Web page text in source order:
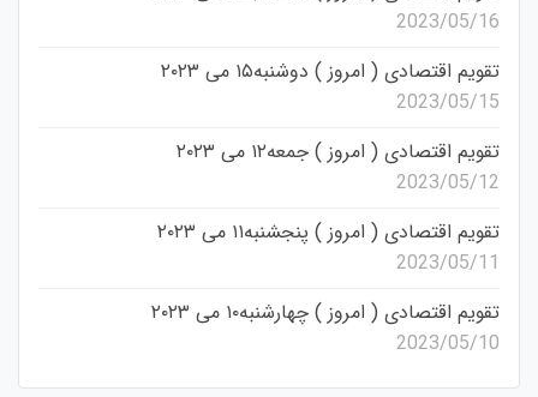
2023/05/16
تقویم اقتصادی ( امروز ) دوشنبه۱۵ می ۲۰۲۳
2023/05/15
تقویم اقتصادی ( امروز ) جمعه۱۲ می ۲۰۲۳
2023/05/12
تقویم اقتصادی ( امروز ) پنجشنبه۱۱ می ۲۰۲۳
2023/05/11
تقویم اقتصادی ( امروز ) چهارشنبه۱۰ می ۲۰۲۳
2023/05/10